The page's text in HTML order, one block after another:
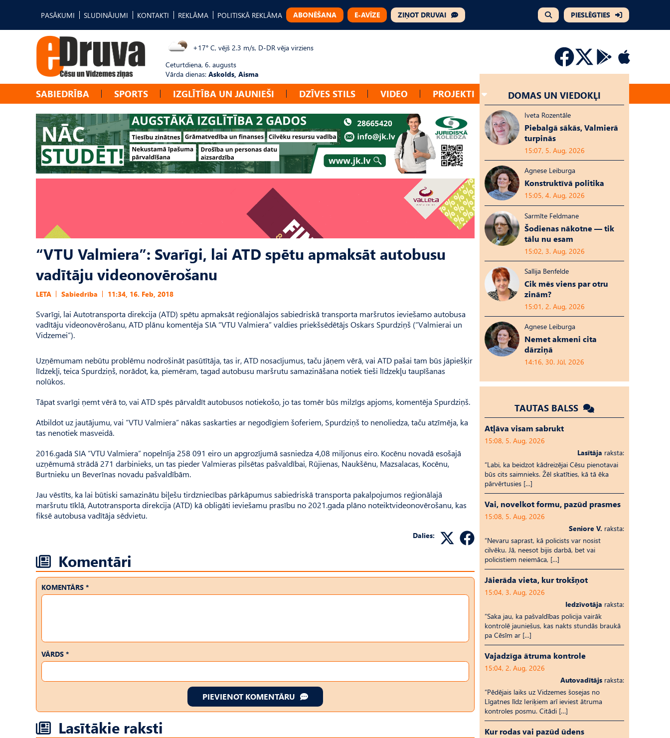
PASĀKUMI SLUDINĀJUMI KONTAKTI REKLĀMA POLITISKĀ REKLĀMA ABONĒŠANA E-AVĪZE ZIŅOT DRUVAI PIESLĒGTIES
+17° C, vējš 2.3 m/s, D-DR vēja virziens
Ceturtdiena, 6. augusts
Vārda dienas: Askolds, Aisma
SABIEDRĪBA SPORTS IZGLĪTĪBA UN JAUNIEŠI DZĪVES STILS VIDEO PROJEKTI
“VTU Valmiera”: Svarīgi, lai ATD spētu apmaksāt autobusu
vadītāju videonovērošanu
LETA Sabiedrība 11:34, 16. Feb, 2018
Svarīgi, lai Autotransporta direkcija (ATD) spētu apmaksāt reģionālajos sabiedriskā transporta maršrutos ieviešamo autobusa
vadītāju videonovērošanu, ATD plānu komentēja SIA “VTU Valmiera” valdies priekšsēdētājs Oskars Spurdziņš (“Valmierai un
Vidzemei”).
Uzņēmumam nebūtu problēmu nodrošināt pasūtītāja, tas ir, ATD nosacījumus, taču jāņem vērā, vai ATD pašai tam būs jāpiešķir
līdzekļi, teica Spurdziņš, norādot, ka, piemēram, tagad autobusu maršrutu samazināšana notiek tieši līdzekļu taupīšanas
nolūkos.
Tāpat svarīgi ņemt vērā to, vai ATD spēs pārvaldīt autobusos notiekošo, jo tas tomēr būs milzīgs apjoms, komentēja Spurdziņš.
Atbildot uz jautājumu, vai “VTU Valmiera” nākas saskarties ar negodīgiem šoferiem, Spurdziņš to nenoliedza, taču atzīmēja, ka
tas nenotiek masveidā.
2016.gadā SIA “VTU Valmiera” nopelnīja 258 091 eiro un apgrozījumā sasniedza 4,08 miljonus eiro. Kocēnu novadā esošajā
uzņēmumā strādā 271 darbinieks, un tas pieder Valmieras pilsētas pašvaldībai, Rūjienas, Naukšēnu, Mazsalacas, Kocēnu,
Burtnieku un Beverīnas novadu pašvaldībām.
Jau vēstīts, ka lai būtiski samazinātu biļešu tirdzniecības pārkāpumus sabiedriskā transporta pakalpojumos reģionālajā
maršrutu tīklā, Autotransporta direkcija (ATD) kā obligāti ieviešamu prasību no 2021.gada plāno noteiktvideonovērošanu, kas
fiksē autobusa vadītāja sēdvietu.
Dalies:
Komentāri
KOMENTĀRS *
VĀRDS *
PIEVIENOT KOMENTĀRU
Lasītākie raksti
DOMAS UN VIEDOKĻI
Iveta Rozentāle
Piebalgā sākās, Valmierā
turpinās
15:07, 5. Aug, 2026
Agnese Leiburga
Konstruktīvā politika
15:05, 4. Aug, 2026
Sarmīte Feldmane
Šodienas nākotne — tik
tālu nu esam
15:02, 3. Aug, 2026
Sallija Benfelde
Cik mēs viens par otru
zinām?
15:01, 2. Aug, 2026
Agnese Leiburga
Nemet akmeni cita
dārziņā
14:16, 30. Jūl, 2026
TAUTAS BALSS
Atļāva visam sabrukt
15:08, 5. Aug, 2026
Lasītāja raksta:
“Labi, ka beidzot kādreizējai Cēsu pienotavai
būs cits saimnieks. Žēl skatīties, kā tā ēka
pārvērtusies […]
Vai, novelkot formu, pazūd prasmes
15:08, 5. Aug, 2026
Seniore V. raksta:
“Nevaru saprast, kā policists var nosist
cilvēku. Jā, neesot bijis darbā, bet vai
policistiem neiemāca, […]
Jāierāda vieta, kur trokšņot
15:04, 3. Aug, 2026
Iedzīvotāja raksta:
“Saka jau, ka pašvaldības policija vairāk
kontrolē jauniešus, kas nakts stundās braukā
pa Cēsīm ar […]
Vajadzīga ātruma kontrole
15:04, 2. Aug, 2026
Autovadītājs raksta:
“Pēdējais laiks uz Vid­ze­mes šosejas no
Līgatnes līdz Ieriķiem arī ieviest ātruma
kontroles posmu. Citādi […]
Kur rodas vai pazūd ūdens